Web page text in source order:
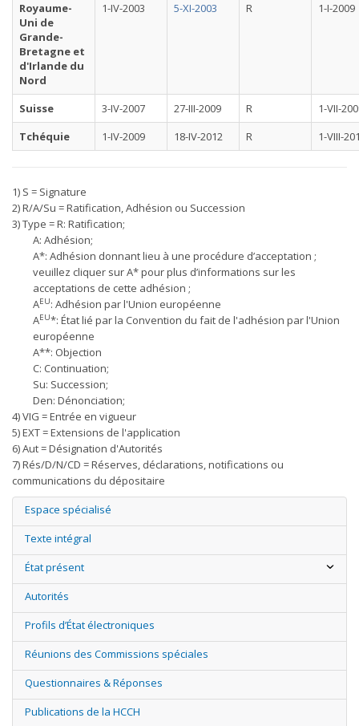
Royaume-
Uni de
Grande-
Bretagne et
d'Irlande du
Nord
1-IV-2003 5-XI-2003 R 1-I-2009
Suisse 3-IV-2007 27-III-2009 R
1-VII-
Tchéquie
1-IV-2009 18-IV-2012 R 1-VIII-
1) S = Signature
2) R/A/Su = Ratification, Adhésion ou Succession
3) Type = R: Ratification;
A: Adhésion;
A*: Adhésion donnant lieu à une procédure d’acceptation ;
veuillez cliquer sur A* pour plus d’informations sur les
acceptations de cette adhésion ;
AEU: Adhésion par l'Union européenne
AEU*: État lié par la Convention du fait de l'adhésion par l'Union
européenne
A**: Objection
C: Continuation;
Su: Succession;
Den: Dénonciation;
4) VIG = Entrée en vigueur
5) EXT = Extensions de l'application
6) Aut = Désignation d'Autorités
7) Rés/D/N/CD = Réserves, déclarations, notifications ou
communications du dépositaire
Espace spécialisé
Texte intégral
État présent
Autorités
Profils d’État électroniques
Réunions des Commissions spéciales
Questionnaires & Réponses
Publications de la HCCH